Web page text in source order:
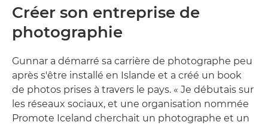
Créer son entreprise de
photographie
Gunnar a démarré sa carrière de photographe peu
après s'être installé en Islande et a créé un book
de photos prises à travers le pays. « Je débutais sur
les réseaux sociaux, et une organisation nommée
Promote Iceland cherchait un photographe et un